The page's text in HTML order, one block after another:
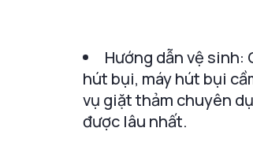
Hướng dẫn vệ sinh:
hút bụi, máy hút bụi
vụ giặt thảm chuyên
được lâu nhất.